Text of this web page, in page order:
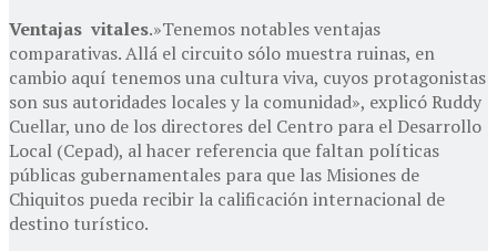
Ventajas vitales.»Tenemos notables ventajas
comparativas. Allá el circuito sólo muestra ruinas, en
cambio aquí tenemos una cultura viva, cuyos protagonistas
son sus autoridades locales y la comunidad», explicó Ruddy
Cuellar, uno de los directores del Centro para el Desarrollo
Local (Cepad), al hacer referencia que faltan políticas
públicas gubernamentales para que las Misiones de
Chiquitos pueda recibir la calificación internacional de
destino turístico.